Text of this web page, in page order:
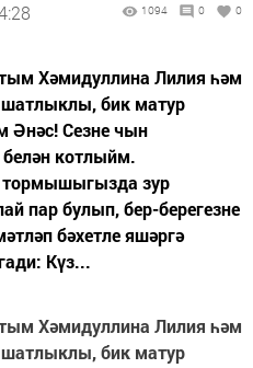
1094 0 0
Хәмидуллина Лилия һәм
бик матур
Әнәс! Сезне чын
котлыйм.
тормышыгызда зур
пар булып, бер-берегезне
бәхетле яшәргә
Күз...
Хәмидуллина Лилия һәм
бик матур